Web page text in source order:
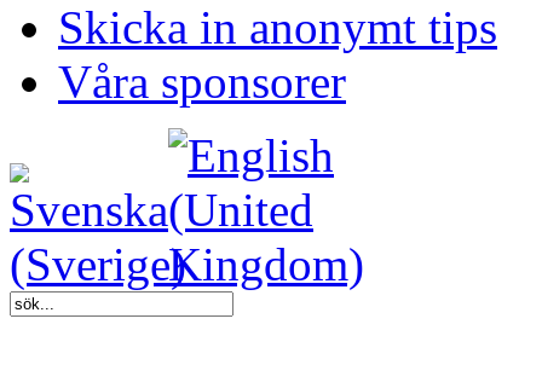
Skicka in anonymt tips
Våra sponsorer